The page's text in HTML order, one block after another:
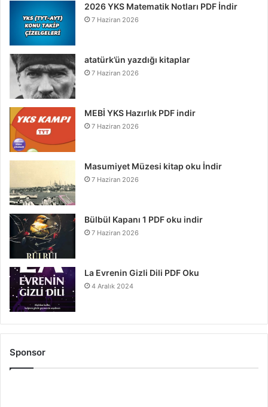
2026 YKS Matematik Notları PDF İndir
7 Haziran 2026
atatürk’ün yazdığı kitaplar
7 Haziran 2026
MEBİ YKS Hazırlık PDF indir
7 Haziran 2026
Masumiyet Müzesi kitap oku İndir
7 Haziran 2026
Bülbül Kapanı 1 PDF oku indir
7 Haziran 2026
La Evrenin Gizli Dili PDF Oku
4 Aralık 2024
Sponsor